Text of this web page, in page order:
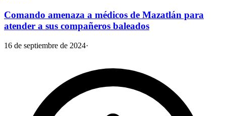
Comando amenaza a médicos de Mazatlán para
atender a sus compañeros baleados
16 de septiembre de 2024·